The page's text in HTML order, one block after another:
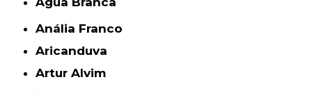
Anália Franco
Aricanduva
Artur Alvim